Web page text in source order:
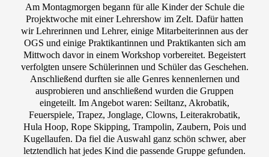
Am Montagmorgen begann für alle Kinder der Schule die
Projektwoche mit einer Lehrershow im Zelt. Dafür hatten
wir Lehrerinnen und Lehrer, einige Mitarbeiterinnen aus der
OGS und einige Praktikantinnen und Praktikanten sich am
Mittwoch davor in einem Workshop vorbereitet. Begeistert
verfolgten unsere Schülerinnen und Schüler das Geschehen.
Anschließend durften sie alle Genres kennenlernen und
ausprobieren und anschließend wurden die Gruppen
eingeteilt. Im Angebot waren: Seiltanz, Akrobatik,
Feuerspiele, Trapez, Jonglage, Clowns, Leiterakrobatik,
Hula Hoop, Rope Skipping, Trampolin, Zaubern, Pois und
Kugellaufen. Da fiel die Auswahl ganz schön schwer, aber
letztendlich hat jedes Kind die passende Gruppe gefunden.